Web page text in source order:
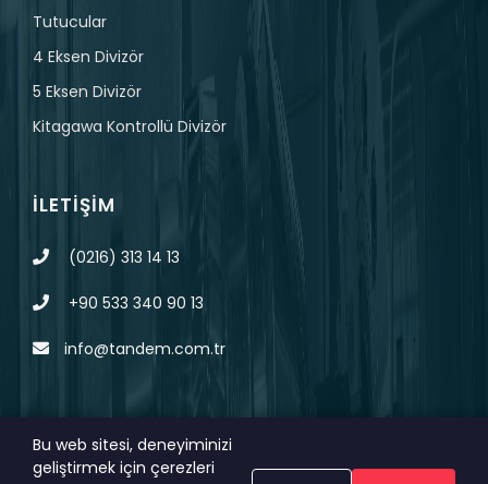
Tutucular
4 Eksen Divizör
5 Eksen Divizör
Kitagawa Kontrollü Divizör
İLETIŞIM
(0216) 313 14 13
+90 533 340 90 13
info@tandem.com.tr
© 2023 Tüm Hakları Saklıdır. MAGNA KVKK
Bu web sitesi, deneyiminizi
geliştirmek için çerezleri